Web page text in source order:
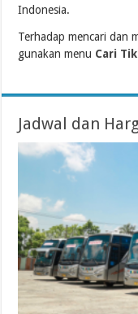
Indonesia.
Terhadap mencari dan
gunakan menu Cari
Jadwal dan